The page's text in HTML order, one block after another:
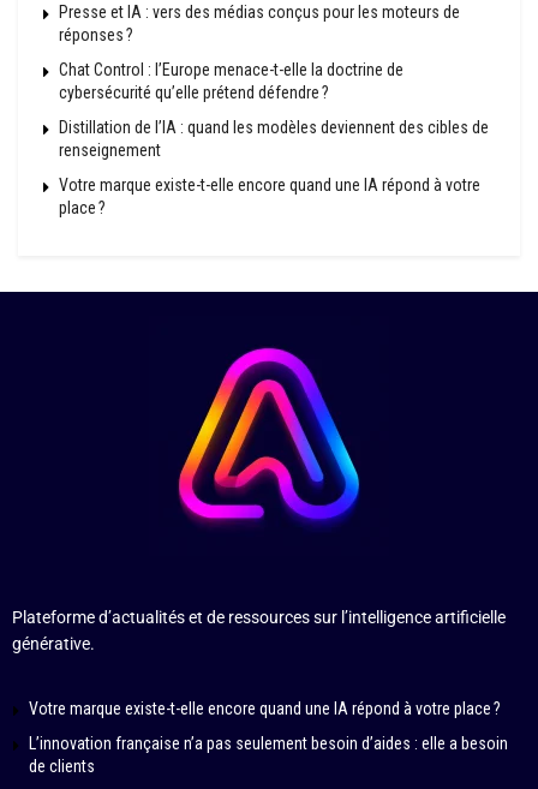
Presse et IA : vers des médias conçus pour les moteurs de
réponses ?
Chat Control : l’Europe menace-t-elle la doctrine de
cybersécurité qu’elle prétend défendre ?
Distillation de l’IA : quand les modèles deviennent des cibles de
renseignement
Votre marque existe-t-elle encore quand une IA répond à votre
place ?
Plateforme d’actualités et de ressources sur l’intelligence artificielle
générative.
Votre marque existe-t-elle encore quand une IA répond à votre place ?
L’innovation française n’a pas seulement besoin d’aides : elle a besoin
de clients